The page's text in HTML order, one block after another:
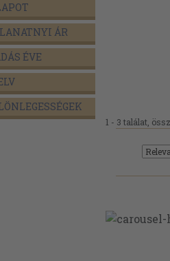
ÁR
ÉVE
1 - 3 találat,